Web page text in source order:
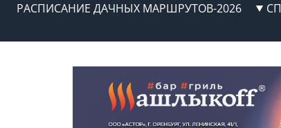
РАСПИСАНИЕ ДАЧНЫХ МАРШРУТОВ-2026